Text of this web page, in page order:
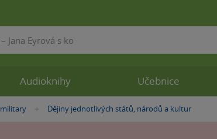
»
Dějiny jednotlivých států, národů a kultur
Audioknihy Učebnice